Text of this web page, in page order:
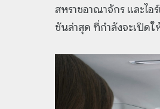
สหราชอาณาจักร และไอ
ชันล่าสุด ที่กำลังจะเปิดใ